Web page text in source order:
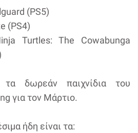
(PS5)
(PS4)
Turtles: The Cowabunga
τα δωρεάν παιχνίδια του
για τον Μάρτιο.
ήδη είναι τα: